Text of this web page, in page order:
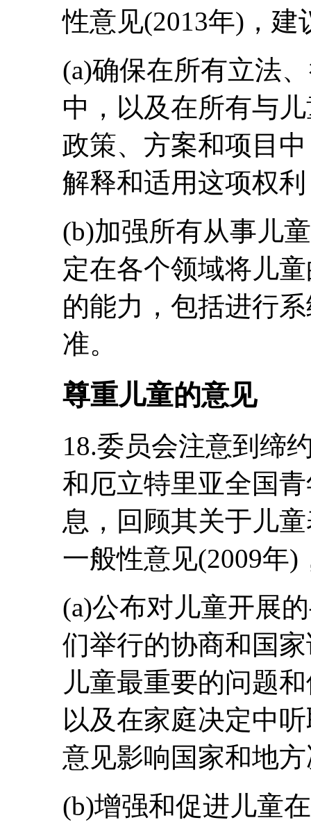
性意见(2013年)，建
(a)确保在所有立法
中，以及在所有与
政策、方案和项目
解释和适用这项权
(b)加强所有从事儿
定在各个领域将儿
的能力，包括进行
准。
尊重儿童的意见
18.委员会注意到缔
和厄立特里亚全国
息，回顾其关于儿
一般性意见(2009年
(a)公布对儿童开展
们举行的协商和国
儿童最重要的问题
以及在家庭决定中
意见影响国家和地
(b)增强和促进儿童